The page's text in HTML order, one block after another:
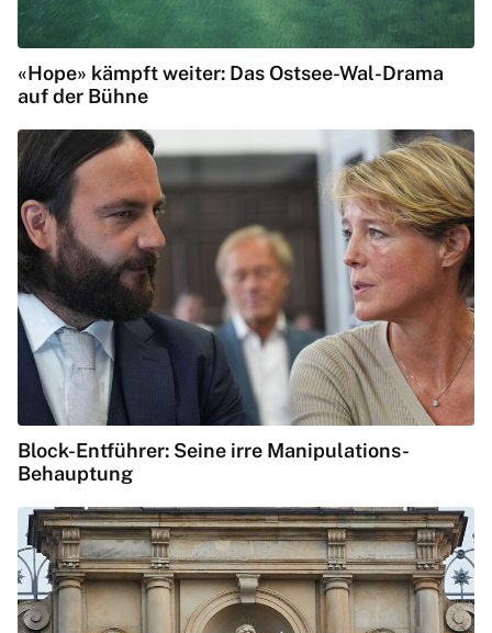
«Hope» kämpft weiter: Das Ostsee-Wal-Drama
auf der Bühne
Block-Entführer: Seine irre Manipulations-
Behauptung